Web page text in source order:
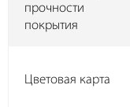
прочности
покрытия
Цветовая карта